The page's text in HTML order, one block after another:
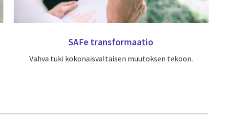
SAFe transformaatio
Vahva tuki kokonaisvaltaisen muutoksen tekoon.